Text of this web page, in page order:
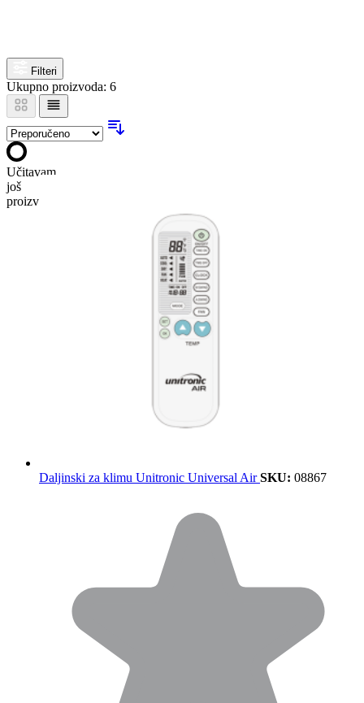
Filteri
Ukupno proizvoda: 6
Učitavam
još
proizvoda…
Daljinski za klimu Unitronic Universal AirSKU: 08867